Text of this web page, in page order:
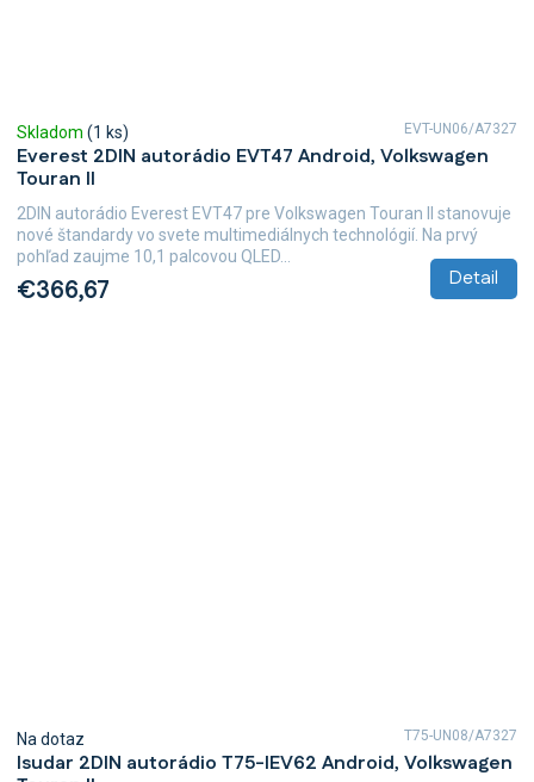
Everest 2DIN autorádio EVT47 Android, Volkswagen
Touran II
Skladom (1 ks)
€366,67 Detail
2DIN autorádio Everest EVT47 pre Volkswagen Touran II stanovuje
nové štandardy vo svete multimediálnych technológií. Na prvý
pohľad zaujme 10,1 palcovou QLED...
EVT-UN06/A7327
Isudar 2DIN autorádio T75-IEV62 Android, Volkswagen
Na dotaz T75-UN08/A7327